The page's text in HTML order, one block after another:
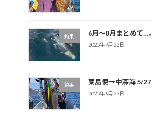
釣果 6月～8月まとめて…。
2025年9月22日
釣果 粟島便→中深海 5/27
2025年6月23日